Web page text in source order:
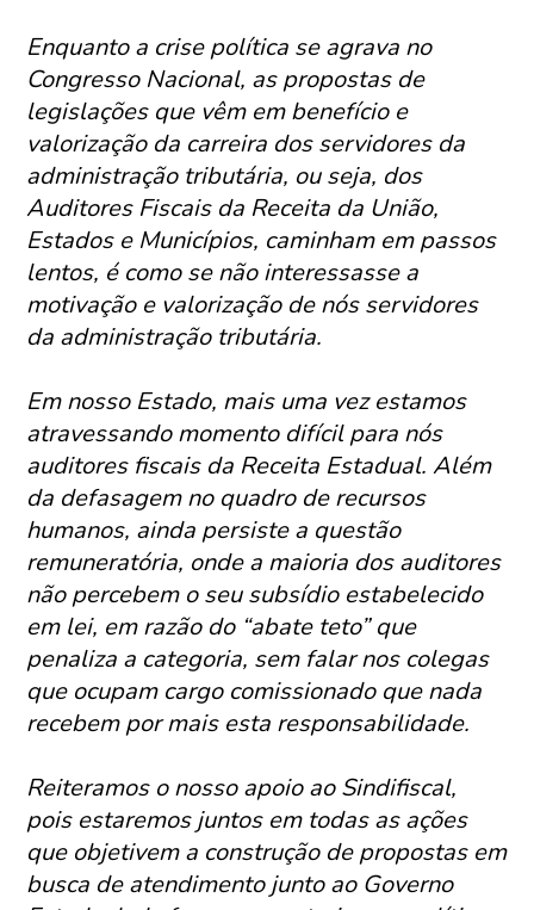
Enquanto a crise política se agrava no
Congresso Nacional, as propostas de
legislações que vêm em benefício e
valorização da carreira dos servidores da
administração tributária, ou seja, dos
Auditores Fiscais da Receita da União,
Estados e Municípios, caminham em passos
lentos, é como se não interessasse a
motivação e valorização de nós servidores
da administração tributária.
Em nosso Estado, mais uma vez estamos
atravessando momento difícil para nós
auditores fiscais da Receita Estadual. Além
da defasagem no quadro de recursos
humanos, ainda persiste a questão
remuneratória, onde a maioria dos auditores
não percebem o seu subsídio estabelecido
em lei, em razão do “abate teto” que
penaliza a categoria, sem falar nos colegas
que ocupam cargo comissionado que nada
recebem por mais esta responsabilidade.
Reiteramos o nosso apoio ao Sindifiscal,
pois estaremos juntos em todas as ações
que objetivem a construção de propostas em
busca de atendimento junto ao Governo